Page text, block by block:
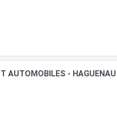
AUTOMOBILES -